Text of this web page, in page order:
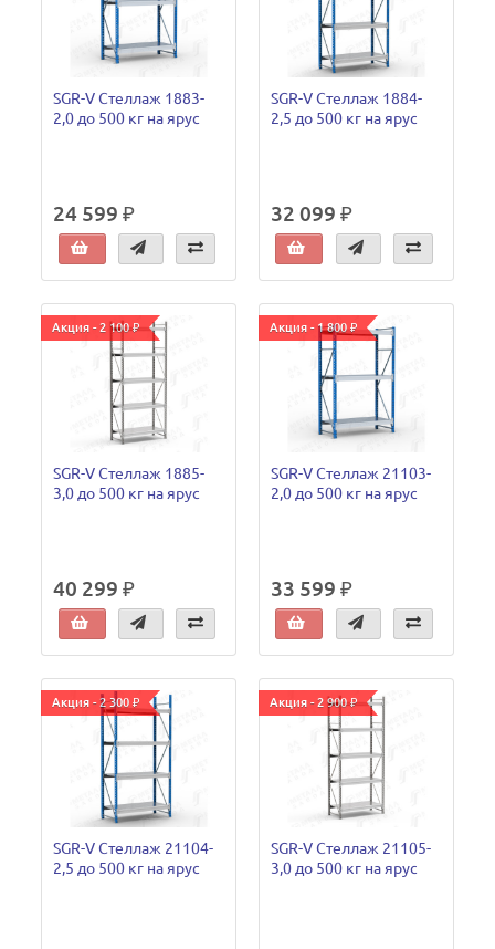
SGR-V Стеллаж 1883-
2,0 до 500 кг на ярус
24 599 ₽
SGR-V Стеллаж 1884-
2,5 до 500 кг на ярус
32 099 ₽
Акция - 2 100 ₽
SGR-V Стеллаж 1885-
3,0 до 500 кг на ярус
40 299 ₽
Акция - 1 800 ₽
SGR-V Стеллаж 21103-
2,0 до 500 кг на ярус
33 599 ₽
Акция - 2 300 ₽
SGR-V Стеллаж 21104-
2,5 до 500 кг на ярус
Акция - 2 900 ₽
SGR-V Стеллаж 21105-
3,0 до 500 кг на ярус